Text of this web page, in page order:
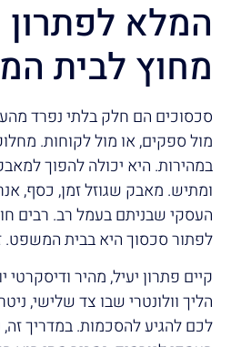
המלא
מחוץ לבית
סכסוכים הם חלק בלתי נפרד
מול ספקים, או מול לקוחות.
במהירות. היא יכולה להפוך
ומתיש. מאבק שגוזל זמן, כסף,
העסקי שבניתם בעמל רב. רבים
לפתור סכסוך היא בבית המשפט.
קיים פתרון יעיל, מהיר ודיסקרטי
הליך וולונטרי שבו צד שלישי,
לכם להגיע להסכמות. במדריך